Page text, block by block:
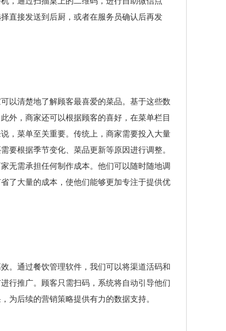
直接发送到后厨，或者在服务员确认后再发
以清楚地了解顾客最喜爱的菜品。基于这些数
外，商家还可以根据顾客的喜好，在菜单栏目
，菜单至关重要。传统上，商家需要投入大量
要根据季节变化、菜品更新等原因进行调整。
无需承担任何制作成本。他们可以随时随地调
了大量的成本，使他们能够更加专注于提供优
。通过餐饮管理软件，我们可以将渠道活码和
行推广。顾客只需扫码，系统将自动引导他们
为后续的营销策略提供有力的数据支持。